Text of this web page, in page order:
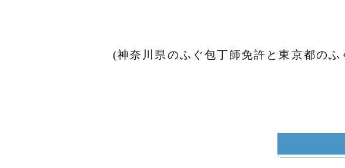
(神奈川県のふぐ包丁師免許と東京都の